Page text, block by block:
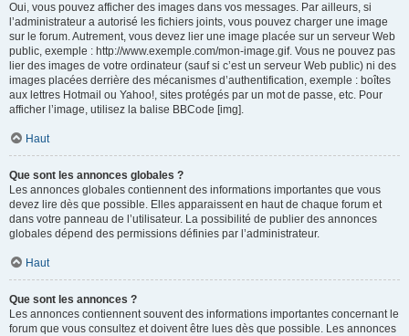
Oui, vous pouvez afficher des images dans vos messages. Par ailleurs, si
l’administrateur a autorisé les fichiers joints, vous pouvez charger une image
sur le forum. Autrement, vous devez lier une image placée sur un serveur Web
public, exemple : http://www.exemple.com/mon-image.gif. Vous ne pouvez pas
lier des images de votre ordinateur (sauf si c’est un serveur Web public) ni des
images placées derrière des mécanismes d’authentification, exemple : boîtes
aux lettres Hotmail ou Yahoo!, sites protégés par un mot de passe, etc. Pour
afficher l’image, utilisez la balise BBCode [img].
Haut
Que sont les annonces globales ?
Les annonces globales contiennent des informations importantes que vous
devez lire dès que possible. Elles apparaissent en haut de chaque forum et
dans votre panneau de l’utilisateur. La possibilité de publier des annonces
globales dépend des permissions définies par l’administrateur.
Haut
Que sont les annonces ?
Les annonces contiennent souvent des informations importantes concernant le
forum que vous consultez et doivent être lues dès que possible. Les annonces